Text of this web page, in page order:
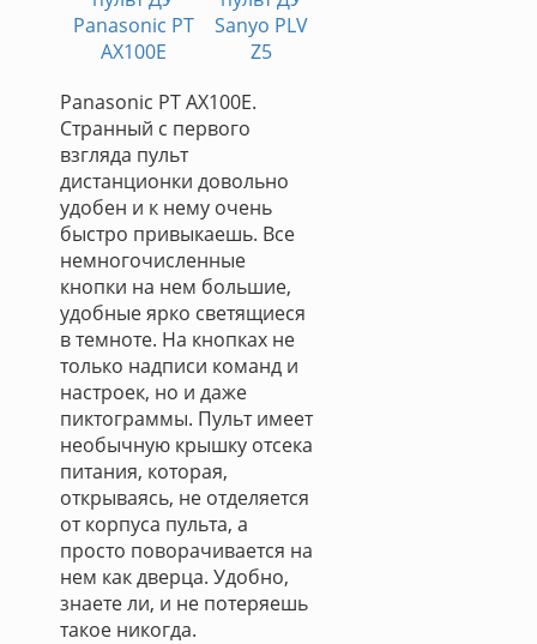
Panasonic PT
AX100E
Sanyo PLV
Z5
Panasonic PT AX100E.
Странный с первого
взгляда пульт
дистанционки довольно
удобен и к нему очень
быстро привыкаешь. Все
немногочисленные
кнопки на нем большие,
удобные ярко светящиеся
в темноте. На кнопках не
только надписи команд и
настроек, но и даже
пиктограммы. Пульт имеет
необычную крышку отсека
питания, которая,
открываясь, не отделяется
от корпуса пульта, а
просто поворачивается на
нем как дверца. Удобно,
знаете ли, и не потеряешь
такое никогда.